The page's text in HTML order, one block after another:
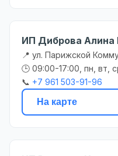
ИП Диброва Алина
📍 ул. Парижской
🕒 09:00-17:00, пн, вт,
📞 +7 961 503-91-96
На карте